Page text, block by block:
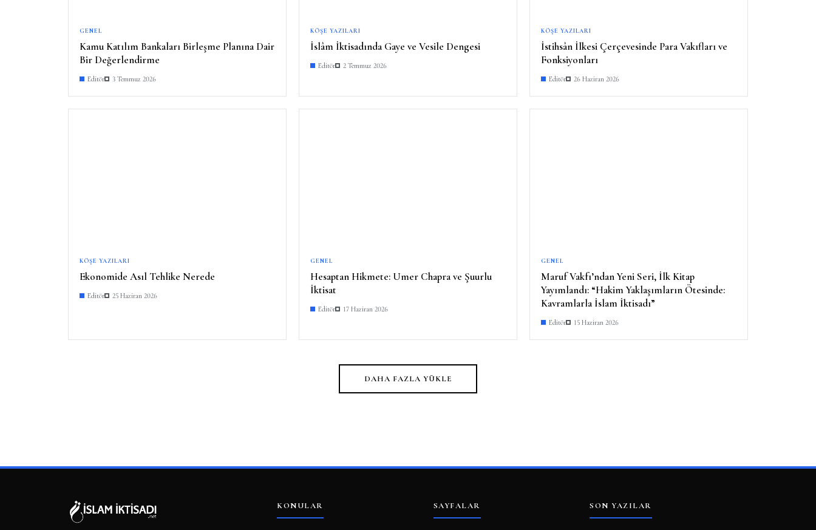
GENEL
Kamu Katılım Bankaları Birleşme Planına Dair
Bir Değerlendirme
Editör 3 Temmuz 2026
KÖŞE YAZILARI
İslâm İktisadında Gaye ve Vesile Dengesi
Editör 2 Temmuz 2026
KÖŞE YAZILARI
İstihsân İlkesi Çerçevesinde Para Vakıfları ve
Fonksiyonları
Editör 26 Haziran 2026
KÖŞE YAZILARI
Ekonomide Asıl Tehlike Nerede
Editör 25 Haziran 2026
GENEL
Hesaptan Hikmete: Umer Chapra ve Şuurlu
İktisat
Editör 17 Haziran 2026
GENEL
Maruf Vakfı’ndan Yeni Seri, İlk Kitap
Yayımlandı: “Hakim Yaklaşımların Ötesinde:
Kavramlarla İslam İktisadı”
Editör 15 Haziran 2026
DAHA FAZLA YÜKLE
KONULAR SAYFALAR SON YAZILAR